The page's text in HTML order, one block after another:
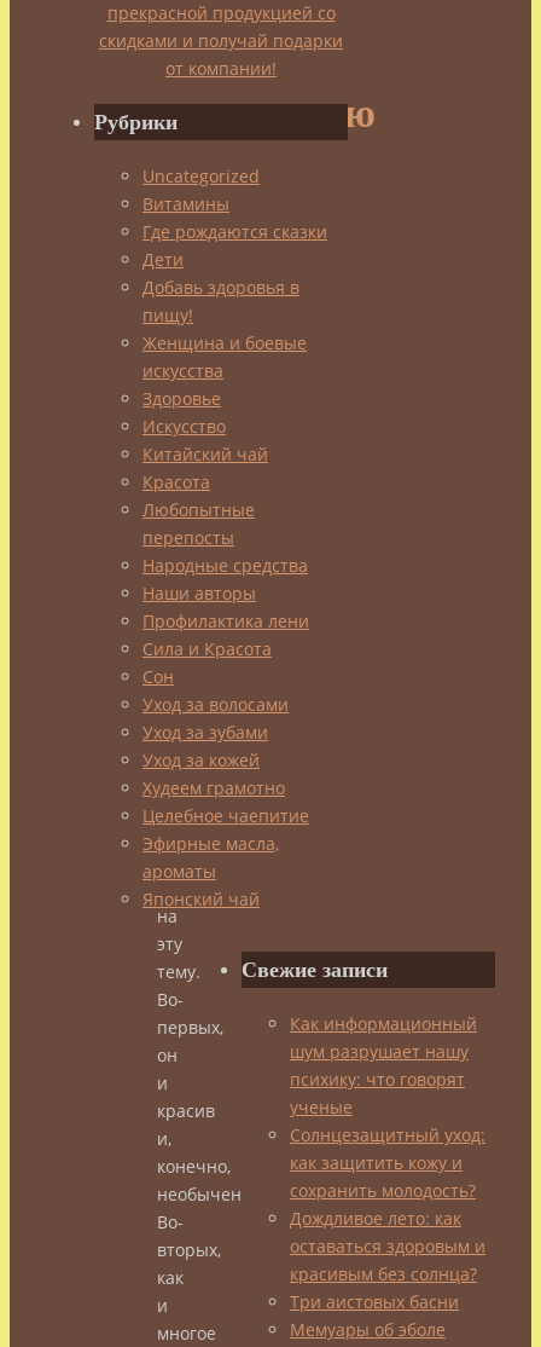
к
долголетию
admin
17.02.2016
17.02.2016
чай
Наш
сайт
красоте
здоровью,
и
вот
как
синий
китайский
чай
(или
синий
улун
на
эту
тему.
Во-
первых,
он
и
красив
и,
конечно,
необычен.
Во-
вторых,
как
и
многое
прекрасной продукцией со
скидками и получай подарки
от компании!
Рубрики
Uncategorized
Витамины
Где рождаются сказки
Дети
Добавь здоровья в
пищу!
Женщина и боевые
искусства
Здоровье
Искусство
Китайский чай
Красота
Любопытные
перепосты
Народные средства
Наши авторы
Профилактика лени
Сила и Красота
Сон
Уход за волосами
Уход за зубами
Уход за кожей
Худеем грамотно
Целебное чаепитие
Эфирные масла,
ароматы
Японский чай
Свежие записи
Как информационный
шум разрушает нашу
психику: что говорят
ученые
Солнцезащитный уход:
как защитить кожу и
сохранить молодость?
Дождливое лето: как
оставаться здоровым и
красивым без солнца?
Три аистовых басни
Мемуары об эболе